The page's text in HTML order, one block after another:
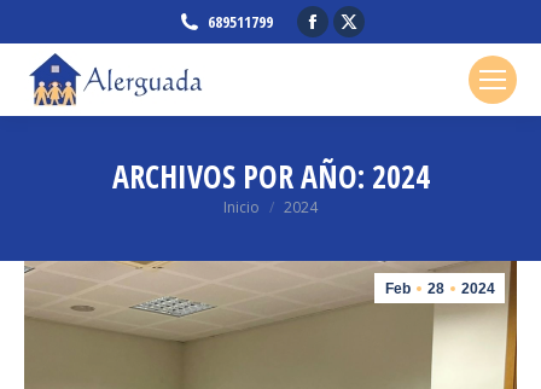
689511799
Facebook
in
window
X
in
window
ARCHIVOS POR AÑO: 2024
Estás aquí:
Inicio 2024
Feb 28 2024